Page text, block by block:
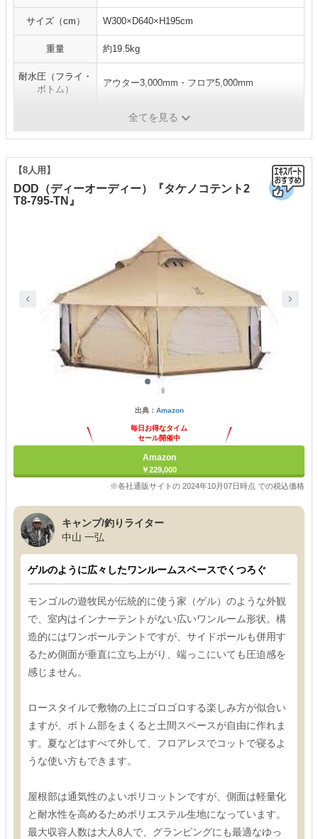
サイズ（cm） W300×D640×H195cm
重量 約19.5kg
耐水圧（フライ・
ボトム）
アウター3,000mm・フロア5,000mm
全てを見る
DOD（ディーオーディー）『タケノコテント2
T8-795-TN』
【8人用】
出典： Amazon
毎日お得なタイム
セール開催中
Amazon
￥229,000
※各社通販サイトの 2024年10月07日時点 での税込価格
キャンプ/釣りライター
中山 一弘
ゲルのように広々したワンルームスペースでくつろぐ
モンゴルの遊牧民が伝統的に使う家（ゲル）のような外観
で、室内はインナーテントがない広いワンルーム形状。構
造的にはワンポールテントですが、サイドポールも併用す
るため側面が垂直に立ち上がり、端っこにいても圧迫感を
感じません。
ロースタイルで敷物の上にゴロゴロする楽しみ方が似合い
ますが、ボトム部をまくると土間スペースが自由に作れま
す。夏などはすべて外して、フロアレスでコットで寝るよ
うな使い方もできます。
屋根部は通気性のよいポリコットンですが、側面は軽量化
と耐水性を高めるためポリエステル生地になっています。
最大収容人数は大人8人で、グランピングにも最適なゆっ